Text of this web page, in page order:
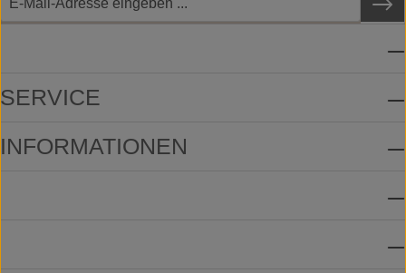
SERVICE
INFORMATIONEN